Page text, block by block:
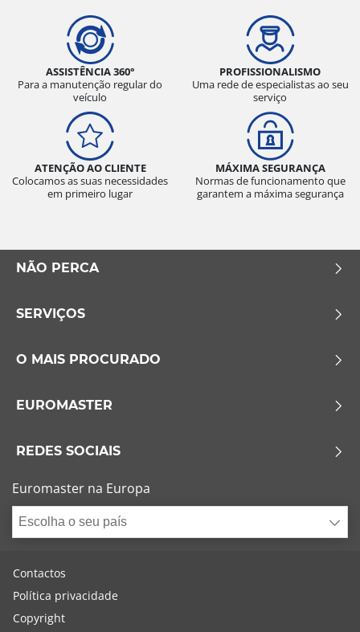
ASSISTÊNCIA 360°
Para a manutenção regular do
veículo
PROFISSIONALISMO
Uma rede de especialistas ao seu
serviço
ATENÇÃO AO CLIENTE
Colocamos as suas necessidades
em primeiro lugar
MÁXIMA SEGURANÇA
Normas de funcionamento que
garantem a máxima segurança
NÃO PERCA
SERVIÇOS
O MAIS PROCURADO
EUROMASTER
REDES SOCIAIS
Euromaster na Europa
Escolha o seu país
Contactos
Política privacidade
Copyright